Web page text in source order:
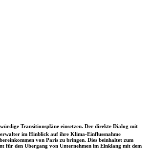
Transitionspläne einsetzen. Der direkte Dialog mit
im Hinblick auf ihre Klima-Einflussnahme
von Paris zu bringen. Dies beinhaltet zum
für den Übergang von Unternehmen im Einklang mit dem